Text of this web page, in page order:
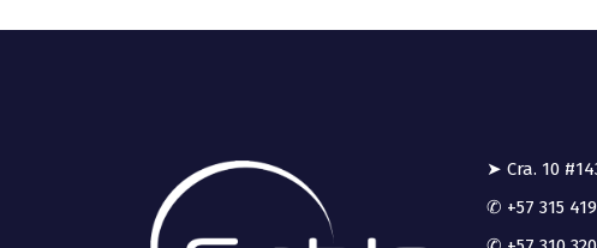
➤ Cra. 10
✆ +57 315